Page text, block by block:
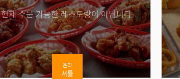
현재 주문 가능한 레스토랑이 아닙니다
온리
셔틀